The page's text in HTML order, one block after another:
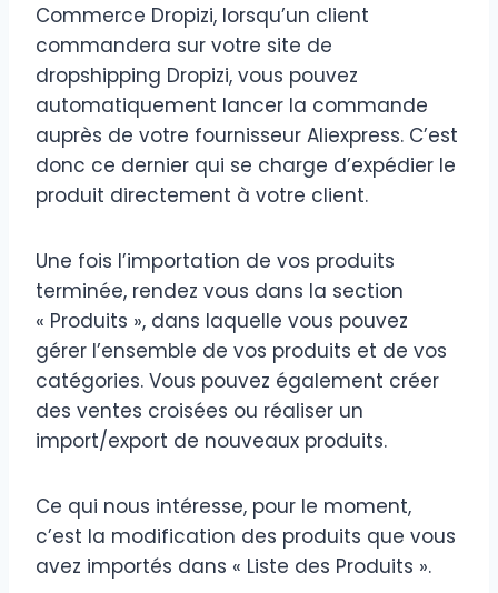
Commerce Dropizi, lorsqu’un client
commandera sur votre site de
dropshipping Dropizi, vous pouvez
automatiquement lancer la commande
auprès de votre fournisseur Aliexpress. C’est
donc ce dernier qui se charge d’expédier le
produit directement à votre client.
Une fois l’importation de vos produits
terminée, rendez vous dans la section
« Produits », dans laquelle vous pouvez
gérer l’ensemble de vos produits et de vos
catégories. Vous pouvez également créer
des ventes croisées ou réaliser un
import/export de nouveaux produits.
Ce qui nous intéresse, pour le moment,
c’est la modification des produits que vous
avez importés dans « Liste des Produits ».